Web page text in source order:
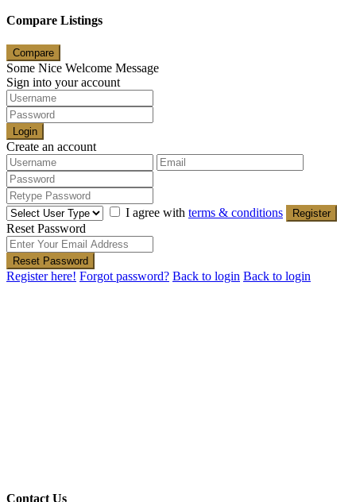
Compare Listings
Compare
Some Nice Welcome Message
Sign into your account
Login
Create an account
I agree with terms & conditions Register
Reset Password
Reset Password
Register here! Forgot password? Back to login Back to login
Contact Us